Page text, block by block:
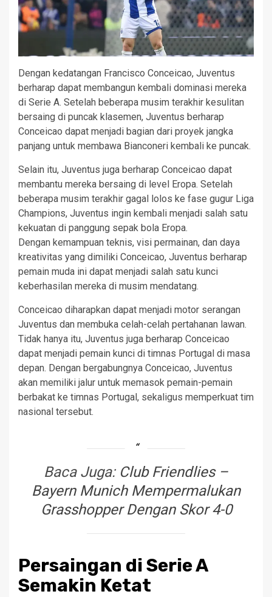
Dengan kedatangan Francisco Conceicao, Juventus
berharap dapat membangun kembali dominasi mereka
di Serie A. Setelah beberapa musim terakhir kesulitan
bersaing di puncak klasemen, Juventus berharap
Conceicao dapat menjadi bagian dari proyek jangka
panjang untuk membawa Bianconeri kembali ke puncak.
Selain itu, Juventus juga berharap Conceicao dapat
membantu mereka bersaing di level Eropa. Setelah
beberapa musim terakhir gagal lolos ke fase gugur Liga
Champions, Juventus ingin kembali menjadi salah satu
kekuatan di panggung sepak bola Eropa.
Dengan kemampuan teknis, visi permainan, dan daya
kreativitas yang dimiliki Conceicao, Juventus berharap
pemain muda ini dapat menjadi salah satu kunci
keberhasilan mereka di musim mendatang.
Conceicao diharapkan dapat menjadi motor serangan
Juventus dan membuka celah-celah pertahanan lawan.
Tidak hanya itu, Juventus juga berharap Conceicao
dapat menjadi pemain kunci di timnas Portugal di masa
depan. Dengan bergabungnya Conceicao, Juventus
akan memiliki jalur untuk memasok pemain-pemain
berbakat ke timnas Portugal, sekaligus memperkuat tim
nasional tersebut.
Baca Juga: Club Friendlies –
Bayern Munich Mempermalukan
Grasshopper Dengan Skor 4-0
Persaingan di Serie A
Semakin Ketat